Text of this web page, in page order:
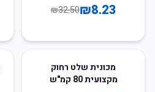
₪8.23
₪32.50
מכונית שלט רחוק
מקצועית 80 קמ"ש